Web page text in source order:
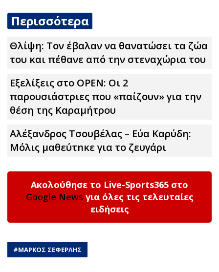
Περισσότερα
Θλίψη: Τον έβαλαν να θανατώσει τα ζώα
του και πέθανε από την στεναχώρια του
Εξελίξεις στο OPEN: Οι 2
παρουσιάστριες που «παίζουν» για την
θέση της Καραμήτρου
Αλέξανδρος Τσουβέλας – Εύα Καρύδη:
Μόλις μαθεύτnκε για το ζευγάρι
Ακολούθησε το Live-Sports365 στο
Google News για όλες τις τελευταίες
ειδήσεις
#ΜΑΡΚΟΣ ΣΕΦΕΡΛΗΣ